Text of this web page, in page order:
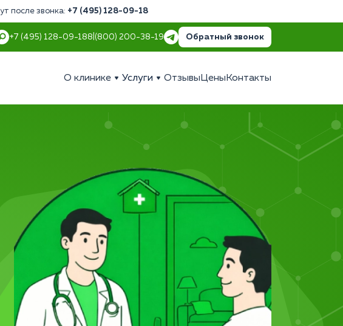
после звонка: +7 (495) 128-09-18
+7 (495) 128-09-188 (800) 200-38-19 Обратный звонок
О клинике Услуги Отзывы Цены Контакты